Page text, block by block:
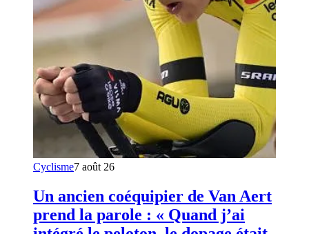
Cyclisme7 août 26
Un ancien coéquipier de Van Aert
prend la parole : « Quand j’ai